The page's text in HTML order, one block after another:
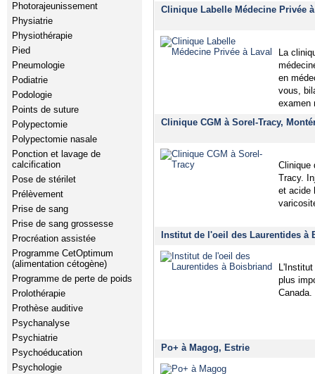
Photorajeunissement
Physiatrie
Physiothérapie
Pied
Pneumologie
Podiatrie
Podologie
Points de suture
Polypectomie
Polypectomie nasale
Ponction et lavage de
calcification
Pose de stérilet
Prélèvement
Prise de sang
Prise de sang grossesse
Procréation assistée
Programme CetOptimum
(alimentation cétogène)
Programme de perte de poids
Prolothérapie
Prothèse auditive
Psychanalyse
Psychiatrie
Psychoéducation
Psychologie
Clinique Labelle Médecine Privée
La
en
vous,
examen
Clinique CGM à Sorel-Tracy,
Clinique
Tracy.
et acide
Institut de l'oeil des Laurentides à
plus
Po+ à Magog, Estrie